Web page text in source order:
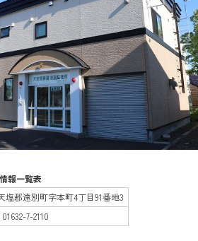
報一覧表
塩郡遠別町字本町4丁目91番地3
01632-7-2110